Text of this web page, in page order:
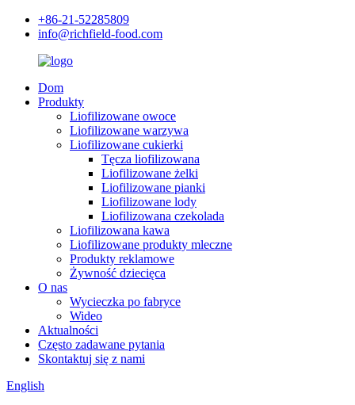
+86-21-52285809
info@richfield-food.com
Dom
Produkty
Liofilizowane owoce
Liofilizowane warzywa
Liofilizowane cukierki
Tęcza liofilizowana
Liofilizowane żelki
Liofilizowane pianki
Liofilizowane lody
Liofilizowana czekolada
Liofilizowana kawa
Liofilizowane produkty mleczne
Produkty reklamowe
Żywność dziecięca
O nas
Wycieczka po fabryce
Wideo
Aktualności
Często zadawane pytania
Skontaktuj się z nami
English